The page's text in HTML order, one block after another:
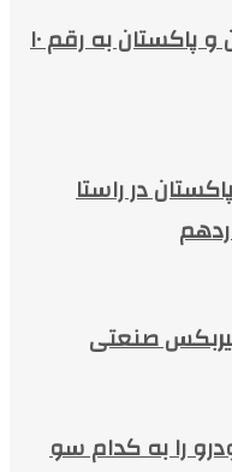
افزایش حجم تجارت بین ایران و پاکستان به رقم ۱۰
در راستا
صنعتی
را به کدام سو